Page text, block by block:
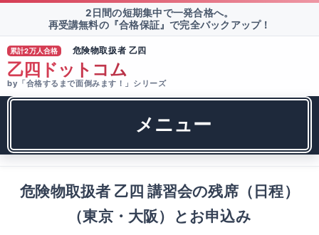
2日間の短期集中で一発合格へ。
再受講無料の『合格保証』で完全バックアップ！
累計2万人合格 危険物取扱者 乙四
乙四ドットコム
by「合格するまで面倒みます！」シリーズ
メニュー
危険物取扱者 乙四 講習会の残席（日程）
（東京・大阪）とお申込み